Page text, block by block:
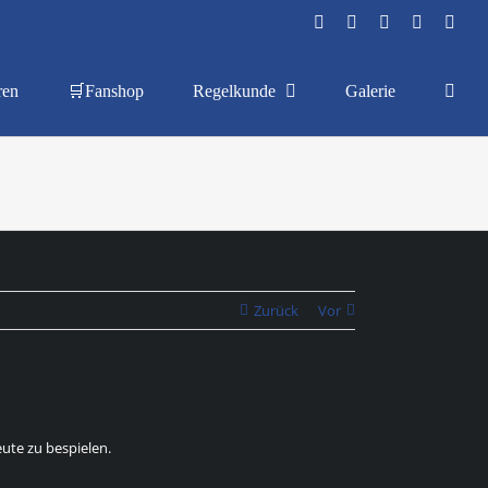
FacebookInstagramYouTube
Flickr
🛒Fanshop Regelkunde Galerie
Zurück Vor
zu bespielen.